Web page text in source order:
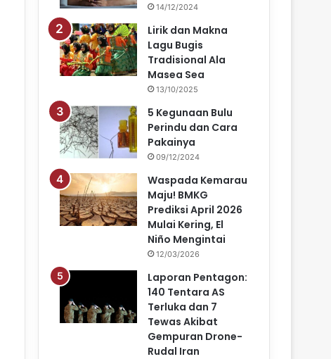
14/12/2024
Lirik dan Makna
Lagu Bugis
Tradisional Ala
Masea Sea
13/10/2025
5 Kegunaan Bulu
Perindu dan Cara
Pakainya
09/12/2024
Waspada Kemarau
Maju! BMKG
Prediksi April 2026
Mulai Kering, El
Niño Mengintai
12/03/2026
Laporan Pentagon:
140 Tentara AS
Terluka dan 7
Tewas Akibat
Gempuran Drone-
Rudal Iran